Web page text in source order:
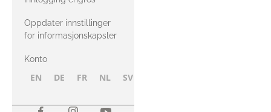
Oppdater innstillinger
for informasjonskapsler
Konto
EN DE FR NL SV